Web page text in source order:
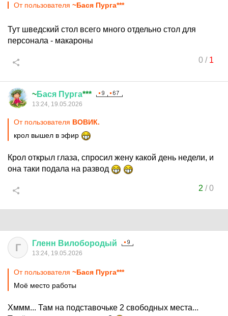
От пользователя ~Бася Пурга***
Тут шведский стол всего много отдельно стол для
персонала - макароны
0/ 1
~Бася Пурга***
13:24, 19.05.2026
От пользователя ВОВИК.
крол вышел в эфир
Крол открыл глаза, спросил жену какой день недели, и
она таки подала на развод
2 /0
Г Гленн Вилобородый
13:24, 19.05.2026
От пользователя ~Бася Пурга***
Моё место работы
Хммм... Там на подставочьке 2 свободных места...